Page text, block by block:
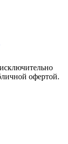
офертой.